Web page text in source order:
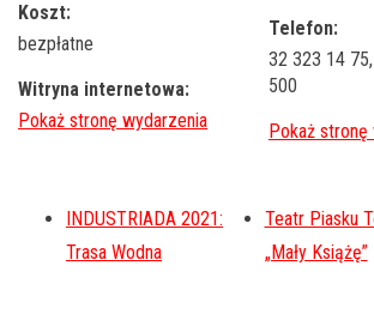
Koszt:
bezpłatne
Witryna internetowa:
Telefon:
32 323 14
500
INDUSTRIADA 2021:
Trasa Wodna
Teatr Piasku
„Mały Książę”